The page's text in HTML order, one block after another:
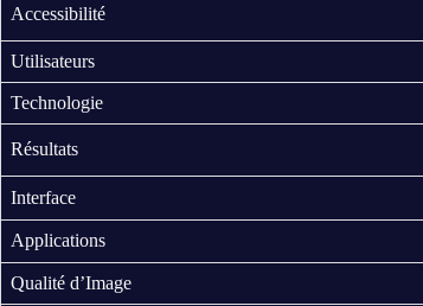
Accessibilité
Utilisateurs
Technologie
Résultats
Interface
Applications
Qualité d’Image